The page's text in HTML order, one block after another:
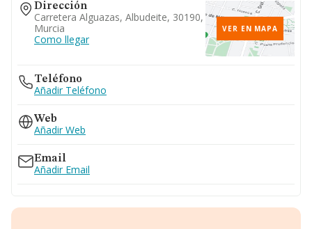
Dirección
Carretera Alguazas, Albudeite, 30190,
Murcia
Como llegar
VER EN MAPA
Teléfono
Añadir Teléfono
Web
Añadir Web
Email
Añadir Email